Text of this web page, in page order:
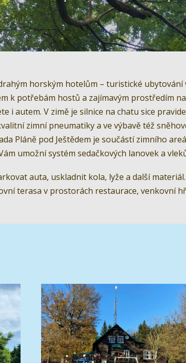
horským hotelům – turistické
k potřebám hostů a zajímavým prostředím
i autem. V zimě je silnice na chatu sice
zimní pneumatiky a ve výbavě též
Pláně pod Ještědem je součástí zimního
umožní systém sedačkových lanovek a
auta, uskladnit kola, lyže a další
terasa v prostorách restaurace, venkovní